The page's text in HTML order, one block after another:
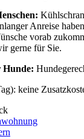
Anreise
vorab
gerne für Sie.
Hunde:
keine